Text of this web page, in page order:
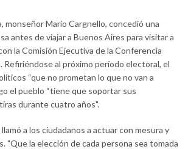
monseñor Mario Cargnello, concedió una
antes de viajar a Buenos Aires para visitar a
la Comisión Ejecutiva de la Conferencia
Refiriéndose al próximo período electoral, el
“que no prometan lo que no van a
el pueblo “tiene que soportar sus
durante cuatro años".
a los ciudadanos a actuar con mesura y
"Que la elección de cada persona sea tomada